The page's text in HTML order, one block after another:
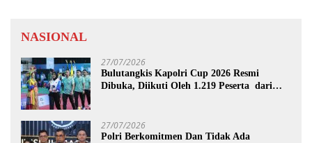
NASIONAL
27/07/2026
Bulutangkis Kapolri Cup 2026 Resmi
Dibuka, Diikuti Oleh 1.219 Peserta dari
27/07/2026
Polri Berkomitmen Dan Tidak Ada